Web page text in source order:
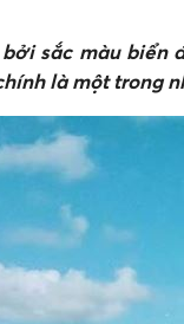
sắc màu biển
là một trong